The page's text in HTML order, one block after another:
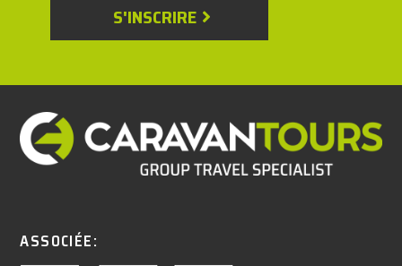
S'INSCRIRE
ASSOCIÉE: